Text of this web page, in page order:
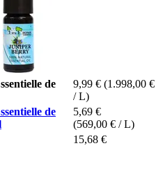
de
9,99 € (1.998,00 €
/ L)
de
5,69 €
(569,00 € / L)
15,68 €